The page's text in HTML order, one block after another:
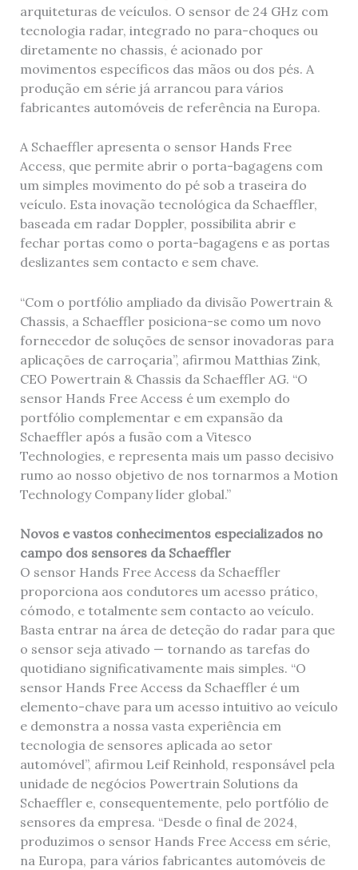
arquiteturas de veículos. O sensor de 24 GHz com
tecnologia radar, integrado no para-choques ou
diretamente no chassis, é acionado por
movimentos específicos das mãos ou dos pés. A
produção em série já arrancou para vários
fabricantes automóveis de referência na Europa.
A Schaeffler apresenta o sensor Hands Free
Access, que permite abrir o porta-bagagens com
um simples movimento do pé sob a traseira do
veículo. Esta inovação tecnológica da Schaeffler,
baseada em radar Doppler, possibilita abrir e
fechar portas como o porta-bagagens e as portas
deslizantes sem contacto e sem chave.
“Com o portfólio ampliado da divisão Powertrain &
Chassis, a Schaeffler posiciona-se como um novo
fornecedor de soluções de sensor inovadoras para
aplicações de carroçaria”, afirmou Matthias Zink,
CEO Powertrain & Chassis da Schaeffler AG. “O
sensor Hands Free Access é um exemplo do
portfólio complementar e em expansão da
Schaeffler após a fusão com a Vitesco
Technologies, e representa mais um passo decisivo
rumo ao nosso objetivo de nos tornarmos a Motion
Technology Company líder global.”
Novos e vastos conhecimentos especializados no
campo dos sensores da Schaeffler
O sensor Hands Free Access da Schaeffler
proporciona aos condutores um acesso prático,
cómodo, e totalmente sem contacto ao veículo.
Basta entrar na área de deteção do radar para que
o sensor seja ativado — tornando as tarefas do
quotidiano significativamente mais simples. “O
sensor Hands Free Access da Schaeffler é um
elemento-chave para um acesso intuitivo ao veículo
e demonstra a nossa vasta experiência em
tecnologia de sensores aplicada ao setor
automóvel”, afirmou Leif Reinhold, responsável pela
unidade de negócios Powertrain Solutions da
Schaeffler e, consequentemente, pelo portfólio de
sensores da empresa. “Desde o final de 2024,
produzimos o sensor Hands Free Access em série,
na Europa, para vários fabricantes automóveis de